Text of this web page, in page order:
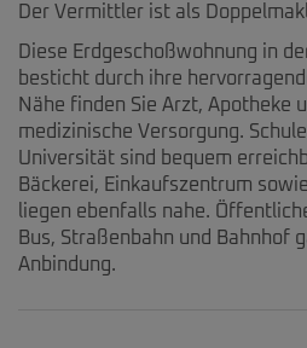
Der Vermittler ist als
Diese Erdgeschoßwohnung in
besticht durch ihre
Nähe finden Sie Arzt, Apotheke
medizinische Versorgung.
Universität sind bequem
Bäckerei, Einkaufszentrum
liegen ebenfalls nahe.
Bus, Straßenbahn und Bahnhof
Anbindung.